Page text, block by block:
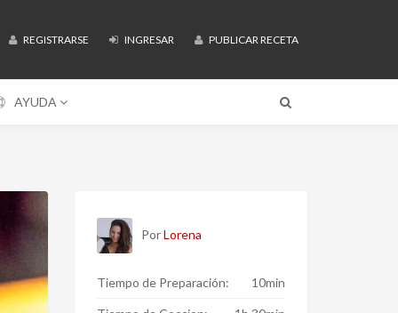
REGISTRARSE INGRESAR PUBLICAR RECETA
AYUDA
PorLorena
Tiempo de Preparación: 10min